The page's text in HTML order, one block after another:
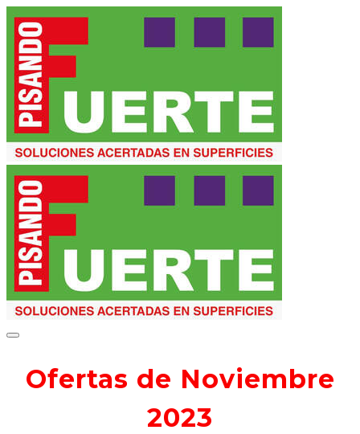
Ofertas de Noviembre
2023